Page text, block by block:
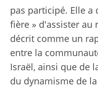
pas participé. Elle a
fière » d'assister au
décrit comme un
entre la
Israël, ainsi que de
du dynamisme de